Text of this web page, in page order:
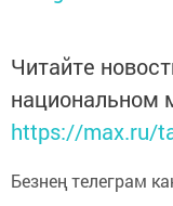
Читайте
национальном
https://max.ru/
Безнең телеграм